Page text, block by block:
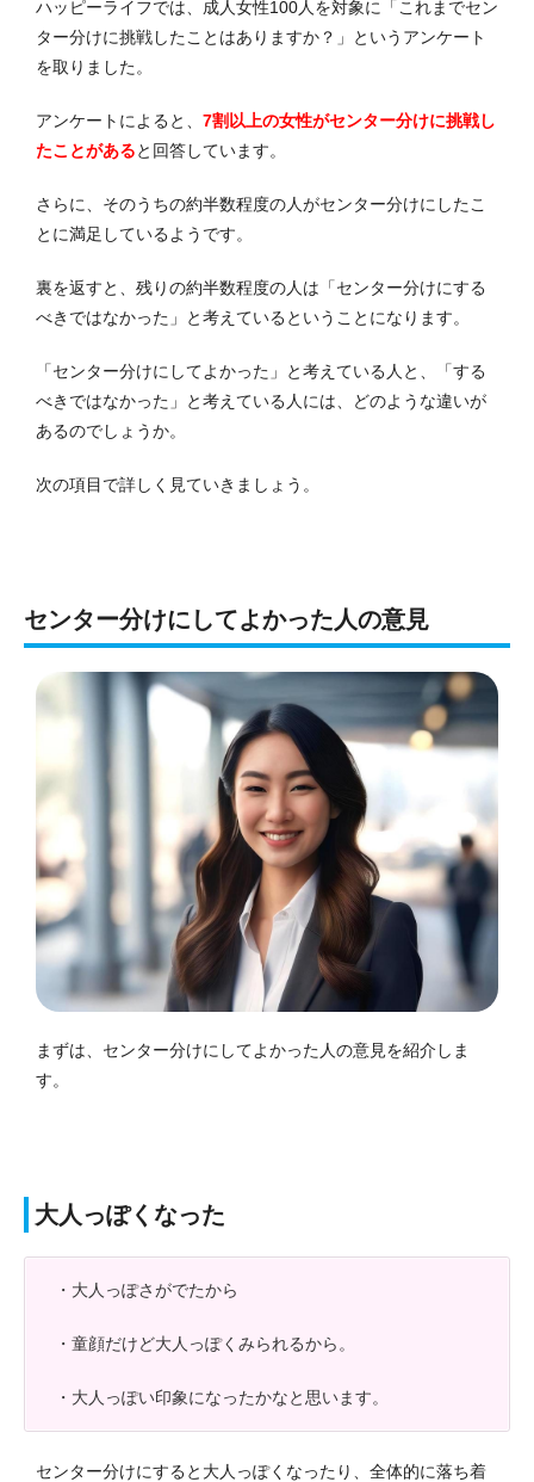
ハッピーライフでは、成人女性100人を対象に「これまでセン
ター分けに挑戦したことはありますか？」というアンケート
を取りました。
アンケートによると、 7割以上の女性がセンター分けに挑戦し
たことがあると回答しています。
さらに、そのうちの約半数程度の人がセンター分けにしたこ
とに満足しているようです。
裏を返すと、残りの約半数程度の人は「センター分けにする
べきではなかった」と考えているということになります。
「センター分けにしてよかった」と考えている人と、「する
べきではなかった」と考えている人には、どのような違いが
あるのでしょうか。
次の項目で詳しく見ていきましょう。
センター分けにしてよかった人の意見
まずは、センター分けにしてよかった人の意見を紹介しま
す。
大人っぽくなった
・大人っぽさがでたから
・童顔だけど大人っぽくみられるから。
・大人っぽい印象になったかなと思います。
センター分けにすると大人っぽくなったり、全体的に落ち着